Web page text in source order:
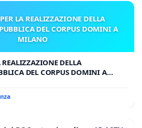
LA REALIZZAZIONE DELLA
DEL CORPUS DOMINI A
MILANO
DELLA
DEL CORPUS DOMINI A